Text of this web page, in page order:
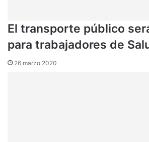
El transporte público
para trabajadores de
26 marzo 2020